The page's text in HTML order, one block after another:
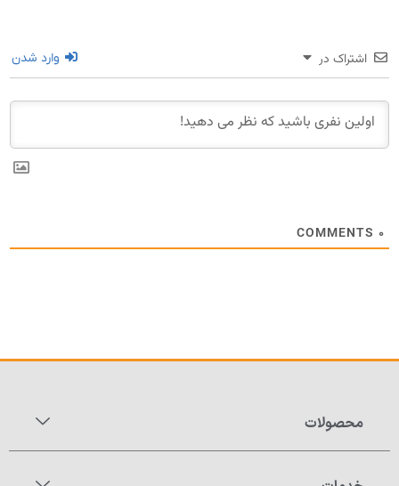
اشتراک در وارد شدن
۰
محصولات